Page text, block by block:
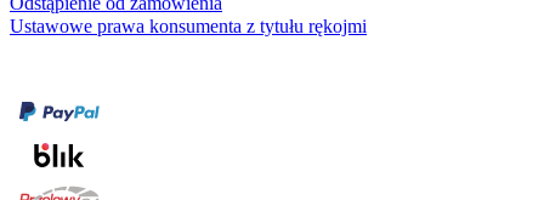
Ustawowe prawa konsumenta z tytułu rękojmi